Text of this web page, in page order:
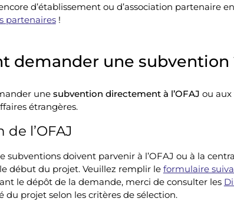
encore d’établissement ou d’association partenaire
partenaires!
demander une subvention
une subvention directement à l’OFAJ ou aux
étrangères.
l’OFAJ
subventions doivent parvenir à l’OFAJ ou à la
début du projet. Veuillez remplir le formulaire
le dépôt de la demande, merci de consulter les
du projet selon les critères de sélection.